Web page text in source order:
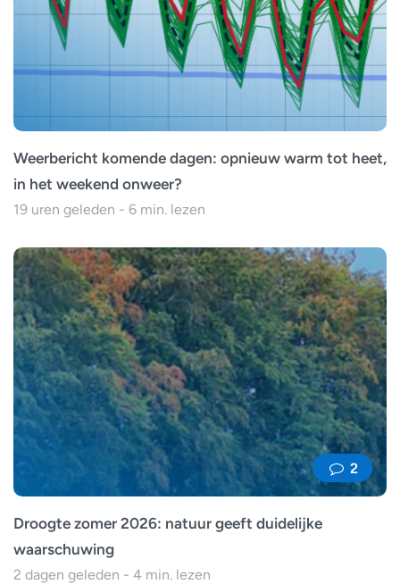
Weerbericht komende dagen: opnieuw warm tot heet,
in het weekend onweer?
19 uren geleden - 6 min. lezen
2
Droogte zomer 2026: natuur geeft duidelijke
waarschuwing
2 dagen geleden - 4 min. lezen